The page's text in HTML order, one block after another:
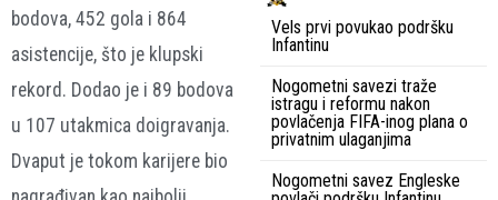
bodova, 452 gola i 864
asistencije, što je klupski
rekord. Dodao je i 89 bodova
u 107 utakmica doigravanja.
Dvaput je tokom karijere bio
Vels prvi povukao podršku
Infantinu
Nogometni savezi traže
istragu i reformu nakon
povlačenja FIFA-inog plana o
privatnim ulaganjima
Nogometni savez Engleske